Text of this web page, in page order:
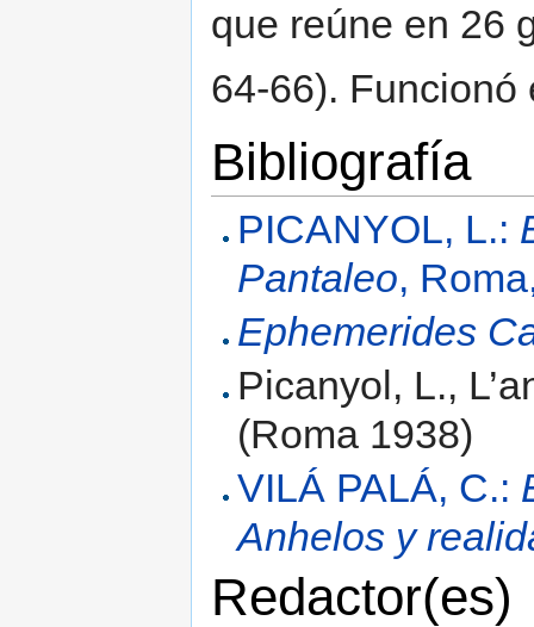
que reúne en 26
64-66). Funcionó
Bibliografía
PICANYOL, L.:
Pantaleo,
Ephemerides
Picanyol, L.,
(Roma 1938)
VILÁ PALÁ, C.:
Anhelos y
Redactor(es)